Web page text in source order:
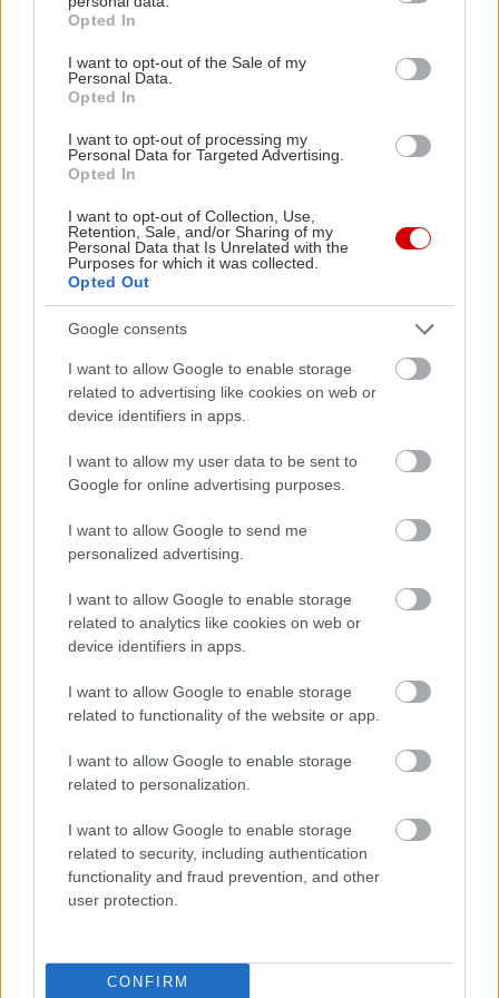
grant or deny consent to Google and its third-party tags to
use your data for below specified purposes in below Google
consent section.
Opted In
I want to opt-out of the Sale of my
Personal Data.
Opted In
I want to opt-out of processing my
Personal Data for Targeted Advertising.
Opted In
I want to opt-out of Collection, Use,
Retention, Sale, and/or Sharing of my
Personal Data that Is Unrelated with the
Purposes for which it was collected.
Opted Out
Google consents
I want to allow Google to enable storage
related to advertising like cookies on web or
device identifiers in apps.
I want to allow my user data to be sent to
Google for online advertising purposes.
I want to allow Google to send me
personalized advertising.
I want to allow Google to enable storage
related to analytics like cookies on web or
device identifiers in apps.
I want to allow Google to enable storage
related to functionality of the website or app.
I want to allow Google to enable storage
related to personalization.
I want to allow Google to enable storage
related to security, including authentication
functionality and fraud prevention, and other
user protection.
CONFIRM
πέρασε απ’ αυτούς που έγραψαν τραγούδια.
Για την Αθήνα και την Κυψέλη θα σκοτωνόμουν
ευχαρίστως, φορώντας μάλιστα και ένα άσπρο
πουκάμισο. Τι να σκοτωθώ, για την
Αιτωλοακαρνανία; Είμαι και αγεωγράφητος, δε
Ήμουνα πάντα εναντίον του διδακτικού,
στρατευμένου τραγουδιού που έχουν κάνει άλλοι,
ένας από την παρέα, που τραγουδάει για την
παρέα. Λέω ας πούμε, «κάπου την έχουμε
έγραψα και τον «Ύμνο των μαύρων σκυλιών»,
φιλόλογος, μου είπε πες κάτι για τα ναρκωτικά με
τον τρόπο που θα το έλεγες εσύ, γιατί τα παιδιά σ’
ακούνε. Όλα αυτά που έβαλα μέσα, τις
«μπανάνες» και τις «κουκλάρες», τα έβαλα για να
πω «όχι στην ηρωίνη», «όχι στην κοκαΐνη».
Αποσπάσματα από συνεντεύξεις του στην
Popaganda, και στα περιοδικά View της
Καθημερινής, Βαβέλ και Η Πατησίων Ζει.